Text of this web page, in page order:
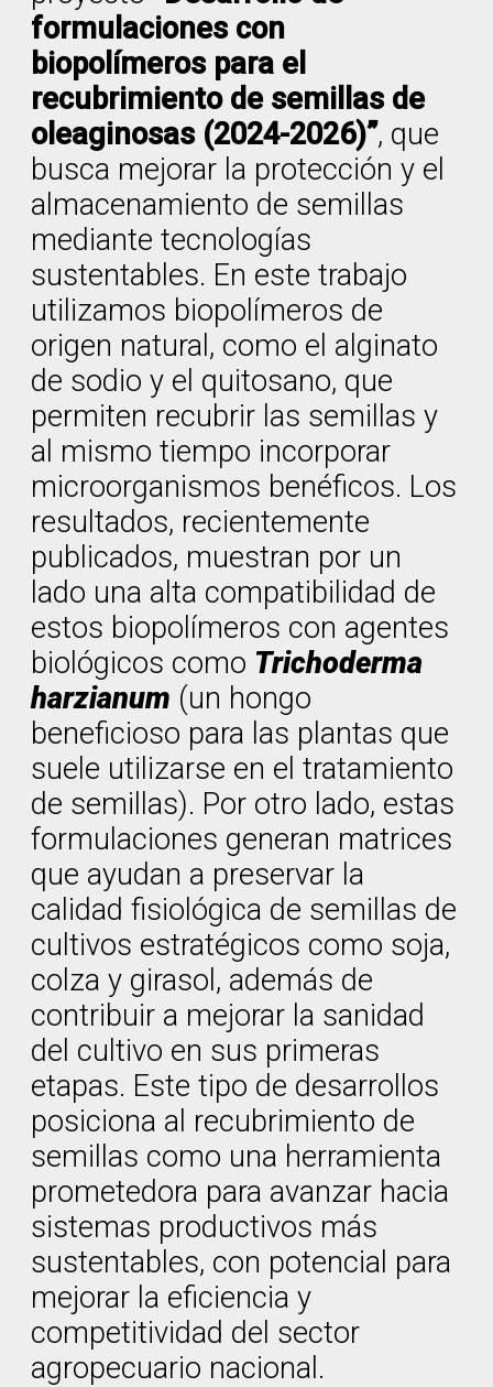
formulaciones con
biopolímeros para el
recubrimiento de semillas de
oleaginosas (2024-2026)”, que
busca mejorar la protección y el
almacenamiento de semillas
mediante tecnologías
sustentables. En este trabajo
utilizamos biopolímeros de
origen natural, como el alginato
de sodio y el quitosano, que
permiten recubrir las semillas y
al mismo tiempo incorporar
microorganismos benéficos. Los
resultados, recientemente
publicados, muestran por un
lado una alta compatibilidad de
estos biopolímeros con agentes
biológicos como Trichoderma
harzianum (un hongo
beneficioso para las plantas que
suele utilizarse en el tratamiento
de semillas). Por otro lado, estas
formulaciones generan matrices
que ayudan a preservar la
calidad fisiológica de semillas de
cultivos estratégicos como soja,
colza y girasol, además de
contribuir a mejorar la sanidad
del cultivo en sus primeras
etapas. Este tipo de desarrollos
posiciona al recubrimiento de
semillas como una herramienta
prometedora para avanzar hacia
sistemas productivos más
sustentables, con potencial para
mejorar la eficiencia y
competitividad del sector
agropecuario nacional.